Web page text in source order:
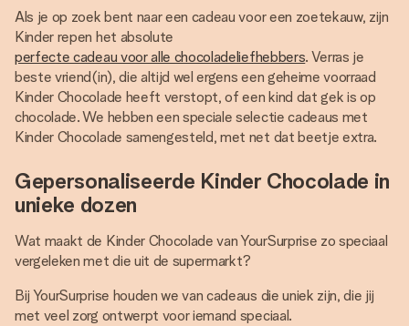
Als je op zoek bent naar een cadeau voor een zoetekauw, zijn
Kinder repen het absolute
perfecte cadeau voor alle chocoladeliefhebbers. Verras je
beste vriend(in), die altijd wel ergens een geheime voorraad
Kinder Chocolade heeft verstopt, of een kind dat gek is op
chocolade. We hebben een speciale selectie cadeaus met
Kinder Chocolade samengesteld, met net dat beetje extra.
Gepersonaliseerde Kinder Chocolade in
unieke dozen
Wat maakt de Kinder Chocolade van YourSurprise zo speciaal
vergeleken met die uit de supermarkt?
Bij YourSurprise houden we van cadeaus die uniek zijn, die jij
met veel zorg ontwerpt voor iemand speciaal.